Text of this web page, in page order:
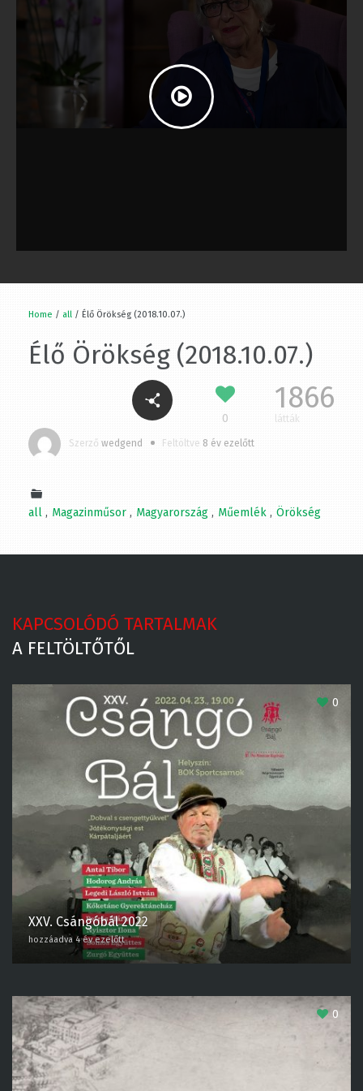
Home / all / Élő Örökség (2018.10.07.)
Élő Örökség (2018.10.07.)
1866
látták
Szerző wedgend Feltöltve 8 év ezelőtt
all Magazinműsor Magyarország
Műemlék
KAPCSOLÓDÓ TARTALMAK
XXV. Csángóbál 2022
hozzáadva 4 év ezelőtt
0